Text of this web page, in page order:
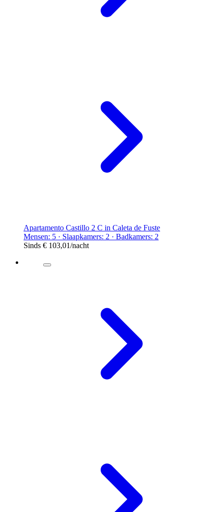
Apartamento Castillo 2 C in Caleta de Fuste
Mensen: 5 · Slaapkamers: 2 · Badkamers: 2
Sinds € 103,01/nacht